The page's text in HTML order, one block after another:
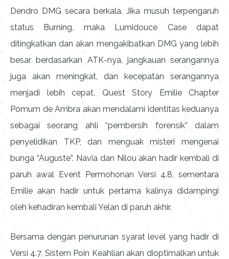
Dendro DMG secara berkala. Jika musuh terpengaruh
status Burning, maka Lumidouce Case dapat
ditingkatkan dan akan mengakibatkan DMG yang lebih
besar berdasarkan ATK-nya, jangkauan serangannya
juga akan meningkat, dan kecepatan serangannya
menjadi lebih cepat. Quest Story Emilie Chapter
Pomum de Ambra akan mendalami identitas keduanya
sebagai seorang ahli “pembersih forensik” dalam
penyelidikan TKP, dan menguak misteri mengenai
bunga “Auguste”. Navia dan Nilou akan hadir kembali di
paruh awal Event Permohonan Versi 4.8, sementara
Emilie akan hadir untuk pertama kalinya didampingi
oleh kehadiran kembali Yelan di paruh akhir.
Bersama dengan penurunan syarat level yang hadir di
Versi 4.7, Sistem Poin Keahlian akan dioptimalkan untuk